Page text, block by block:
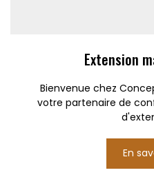
Extension
Bienvenue chez
votre partenaire de
En